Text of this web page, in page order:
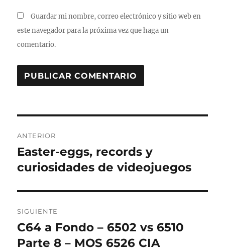
Guardar mi nombre, correo electrónico y sitio web en
este navegador para la próxima vez que haga un
comentario.
de
entradas
ANTERIOR
Entrada
anterior:
Easter-eggs, records y
curiosidades de videojuegos
SIGUIENTE
Entrada
siguiente:
C64 a Fondo – 6502 vs 6510
Parte 8 – MOS 6526 CIA